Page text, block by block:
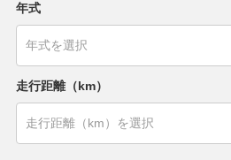
年式
走行距離（km）